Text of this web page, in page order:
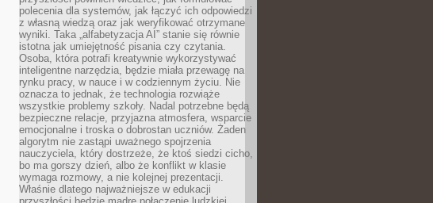
polecenia dla systemów, jak łączyć ich odpowiedzi
z własną wiedzą oraz jak weryfikować otrzymane
wyniki. Taka „alfabetyzacja AI” stanie się równie
istotna jak umiejętność pisania czy czytania.
Osoba, która potrafi kreatywnie wykorzystywać
inteligentne narzędzia, będzie miała przewagę na
rynku pracy, w nauce i w codziennym życiu. Nie
oznacza to jednak, że technologia rozwiąże
wszystkie problemy szkoły. Nadal potrzebne będą
bezpieczne relacje, przyjazna atmosfera, wsparcie
emocjonalne i troska o dobrostan uczniów. Żaden
algorytm nie zastąpi uważnego spojrzenia
nauczyciela, który dostrzeże, że ktoś siedzi cicho,
bo ma gorszy dzień, albo że konflikt w klasie
wymaga rozmowy, a nie kolejnej prezentacji.
Właśnie dlatego najważniejsze w edukacji